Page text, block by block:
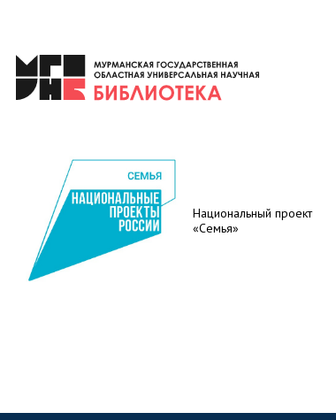
Национальный проект
«Семья»